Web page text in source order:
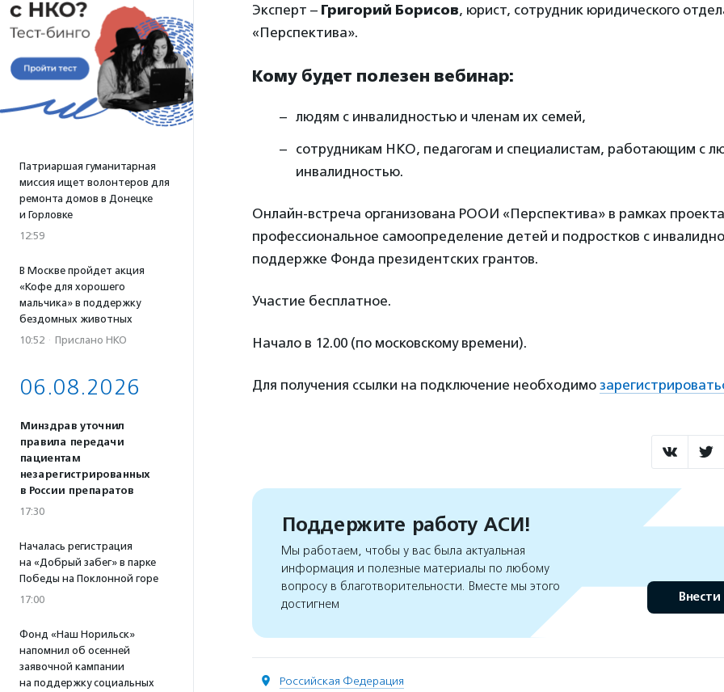
Патриаршая гуманитарная
миссия ищет волонтеров для
ремонта домов в Донецке
и Горловке
12:59
В Москве пройдет акция
«Кофе для хорошего
мальчика» в поддержку
бездомных животных
10:52 · Прислано НКО
06.08.2026
Минздрав уточнил
правила передачи
пациентам
незарегистрированных
в России препаратов
17:30
Началась регистрация
на «Добрый забег» в парке
Победы на Поклонной горе
17:00
Фонд «Наш Норильск»
напомнил об осенней
заявочной кампании
на поддержку социальных
Эксперт – Григорий Борисов, юрист, сотрудник юридического
«Перспектива».
Кому будет полезен вебинар:
людям с инвалидностью и членам их семей,
сотрудникам НКО, педагогам и специалистам, работающим с
инвалидностью.
Онлайн-встреча организована РООИ «Перспектива» в рамках
профессиональное самоопределение детей и подростков с
поддержке Фонда президентских грантов.
Участие бесплатное.
Начало в 12.00 (по московскому времени).
Для получения ссылки на подключение необходимо
Поддержите работу АСИ!
Мы работаем, чтобы у вас была актуальная
информация и полезные материалы по любому
вопросу в благотворительности. Вместе мы этого
достигнем
Внести
Российская Федерация